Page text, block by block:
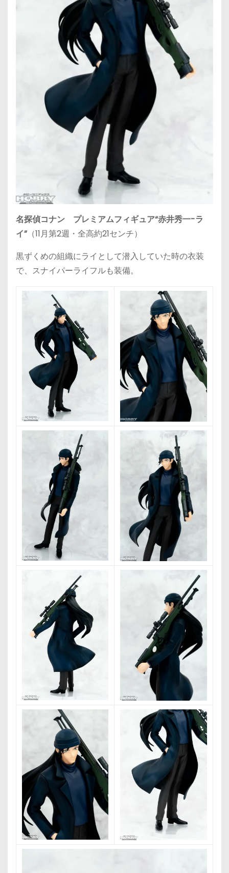
名探偵コナン プレミアムフィギュア“赤井秀一-ラ
イ”（11月第2週・全高約21センチ）
黒ずくめの組織にライとして潜入していた時の衣装
で、スナイパーライフルも装備。